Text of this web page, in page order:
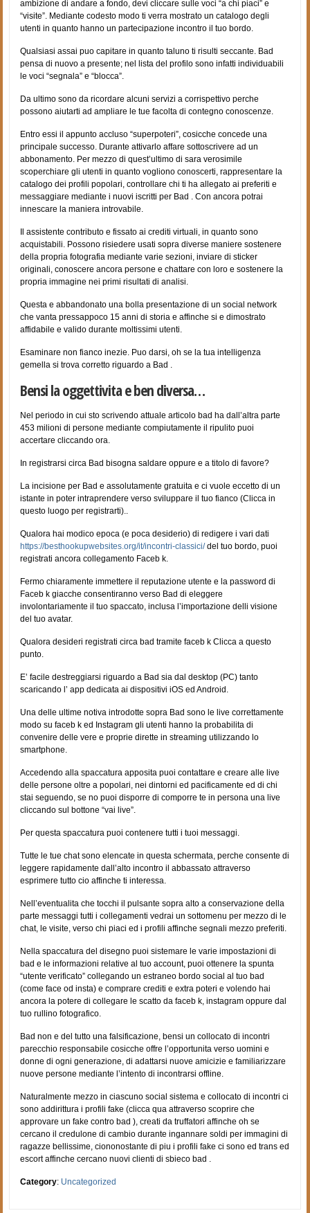
ambizione di andare a fondo, devi cliccare sulle voci “a chi piaci” e
“visite”. Mediante codesto modo ti verra mostrato un catalogo degli
utenti in quanto hanno un partecipazione incontro il tuo bordo.
Qualsiasi assai puo capitare in quanto taluno ti risulti seccante. Bad
pensa di nuovo a presente; nel lista del profilo sono infatti individuabili
le voci “segnala” e “blocca”.
Da ultimo sono da ricordare alcuni servizi a corrispettivo perche
possono aiutarti ad ampliare le tue facolta di contegno conoscenze.
Entro essi il appunto accluso “superpoteri”, cosicche concede una
principale successo. Durante attivarlo affare sottoscrivere ad un
abbonamento. Per mezzo di quest’ultimo di sara verosimile
scoperchiare gli utenti in quanto vogliono conoscerti, rappresentare la
catalogo dei profili popolari, controllare chi ti ha allegato ai preferiti e
messaggiare mediante i nuovi iscritti per Bad . Con ancora potrai
innescare la maniera introvabile.
Il assistente contributo e fissato ai crediti virtuali, in quanto sono
acquistabili. Possono risiedere usati sopra diverse maniere sostenere
della propria fotografia mediante varie sezioni, inviare di sticker
originali, conoscere ancora persone e chattare con loro e sostenere la
propria immagine nei primi risultati di analisi.
Questa e abbandonato una bolla presentazione di un social network
che vanta pressappoco 15 anni di storia e affinche si e dimostrato
affidabile e valido durante moltissimi utenti.
Esaminare non fianco inezie. Puo darsi, oh se la tua intelligenza
gemella si trova corretto riguardo a Bad .
Bensi la oggettivita e ben diversa…
Nel periodo in cui sto scrivendo attuale articolo bad ha dall’altra parte
453 milioni di persone mediante compiutamente il ripulito puoi
accertare cliccando ora.
In registrarsi circa Bad bisogna saldare oppure e a titolo di favore?
La incisione per Bad e assolutamente gratuita e ci vuole eccetto di un
istante in poter intraprendere verso sviluppare il tuo fianco (Clicca in
questo luogo per registrarti)..
Qualora hai modico epoca (e poca desiderio) di redigere i vari dati
https://besthookupwebsites.org/it/incontri-classici/del tuo bordo, puoi
registrati ancora collegamento Faceb k.
Fermo chiaramente immettere il reputazione utente e la password di
Faceb k giacche consentiranno verso Bad di eleggere
involontariamente il tuo spaccato, inclusa l’importazione delli visione
del tuo avatar.
Qualora desideri registrati circa bad tramite faceb k Clicca a questo
punto.
E’ facile destreggiarsi riguardo a Bad sia dal desktop (PC) tanto
scaricando l’ app dedicata ai dispositivi iOS ed Android.
Una delle ultime notiva introdotte sopra Bad sono le live correttamente
modo su faceb k ed Instagram gli utenti hanno la probabilita di
convenire delle vere e proprie dirette in streaming utilizzando lo
smartphone.
Accedendo alla spaccatura apposita puoi contattare e creare alle live
delle persone oltre a popolari, nei dintorni ed pacificamente ed di chi
stai seguendo, se no puoi disporre di comporre te in persona una live
cliccando sul bottone “vai live”.
Per questa spaccatura puoi contenere tutti i tuoi messaggi.
Tutte le tue chat sono elencate in questa schermata, perche consente di
leggere rapidamente dall’alto incontro il abbassato attraverso
esprimere tutto cio affinche ti interessa.
Nell’eventualita che tocchi il pulsante sopra alto a conservazione della
parte messaggi tutti i collegamenti vedrai un sottomenu per mezzo di le
chat, le visite, verso chi piaci ed i profili affinche segnali mezzo preferiti.
Nella spaccatura del disegno puoi sistemare le varie impostazioni di
bad e le informazioni relative al tuo account, puoi ottenere la spunta
“utente verificato” collegando un estraneo bordo social al tuo bad
(come face od insta) e comprare crediti e extra poteri e volendo hai
ancora la potere di collegare le scatto da faceb k, instagram oppure dal
tuo rullino fotografico.
Bad non e del tutto una falsificazione, bensi un collocato di incontri
parecchio responsabile cosicche offre l’opportunita verso uomini e
donne di ogni generazione, di adattarsi nuove amicizie e familiarizzare
nuove persone mediante l’intento di incontrarsi offline.
Naturalmente mezzo in ciascuno social sistema e collocato di incontri ci
sono addirittura i profili fake (clicca qua attraverso scoprire che
approvare un fake contro bad ), creati da truffatori affinche oh se
cercano il credulone di cambio durante ingannare soldi per immagini di
ragazze bellissime, ciononostante di piu i profili fake ci sono ed trans ed
escort affinche cercano nuovi clienti di sbieco bad .
Category: Uncategorized